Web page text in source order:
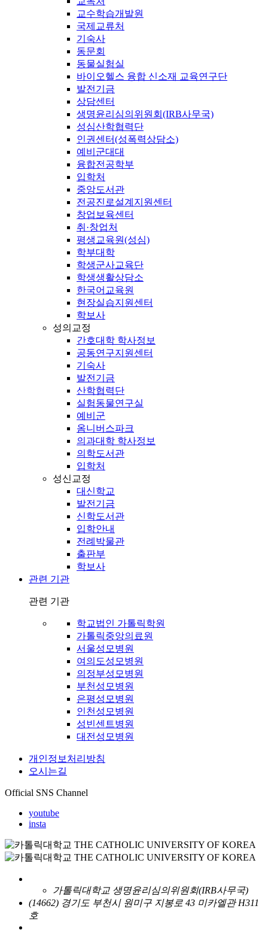
교수학습개발원
국제교류처
기숙사
동문회
동물실험실
바이오헬스 융합 신소재 교육연구단
발전기금
상담센터
생명윤리심의위원회(IRB사무국)
성심산학협력단
인권센터(성폭력상담소)
예비군대대
융합전공학부
입학처
중앙도서관
전공진로설계지원센터
창업보육센터
취·창업처
평생교육원(성심)
학부대학
학생군사교육단
학생생활상담소
한국어교육원
현장실습지원센터
학보사
성의교정
간호대학 학사정보
공동연구지원센터
기숙사
발전기금
산학협력단
실험동물연구실
예비군
옴니버스파크
의과대학 학사정보
의학도서관
입학처
성신교정
대신학교
발전기금
신학도서관
입학안내
전례박물관
출판부
학보사
관련 기관
관련 기관
학교법인 가톨릭학원
가톨릭중앙의료원
서울성모병원
여의도성모병원
의정부성모병원
부천성모병원
은평성모병원
인천성모병원
성빈센트병원
대전성모병원
개인정보처리방침
오시는길
Official SNS Channel
youtube
insta
가톨릭대학교 생명윤리심의위원회(IRB사무국)
(14662) 경기도 부천시 원미구 지봉로 43 미카엘관 H311
호